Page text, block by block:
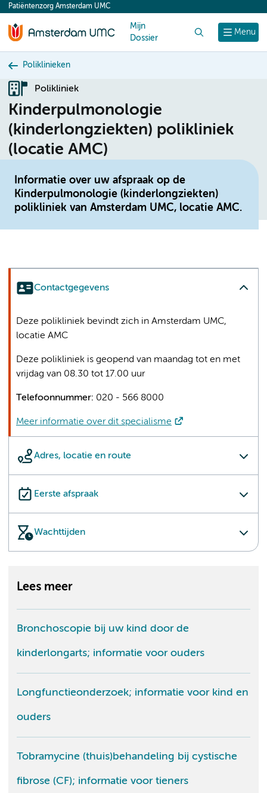
content
Menu
Patiëntenzorg Amsterdam UMC
Mijn
Dossier
Poliklinieken
Polikliniek
Kinderpulmonologie
(kinderlongziekten) polikliniek
(locatie AMC)
Informatie over uw afspraak op de
Kinderpulmonologie (kinderlongziekten)
polikliniek van Amsterdam UMC, locatie AMC.
Contactgegevens
Adres, locatie en route
Eerste afspraak
Wachttijden
Deze polikliniek bevindt zich in Amsterdam UMC,
locatie AMC
Deze polikliniek is geopend van maandag tot en met
vrijdag van 08.30 tot 17.00 uur
Telefoonnummer: 020 - 566 8000
Meer informatie over dit specialisme
Lees meer
Bronchoscopie bij uw kind door de
kinderlongarts; informatie voor ouders
Longfunctieonderzoek; informatie voor kind en
ouders
Tobramycine (thuis)behandeling bij cystische
fibrose (CF); informatie voor tieners